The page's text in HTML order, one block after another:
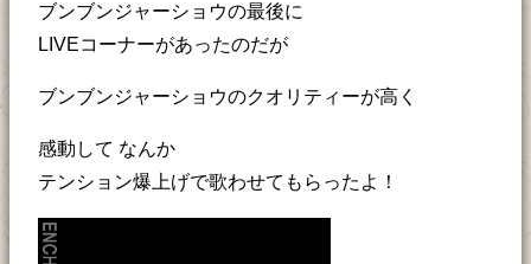
ブンブンジャーショウの最後に
LIVEコーナーがあったのだが
ブンブンジャーショウのクオリティーが高く
感動して なんか
テンション爆上げで歌わせてもらったよ！